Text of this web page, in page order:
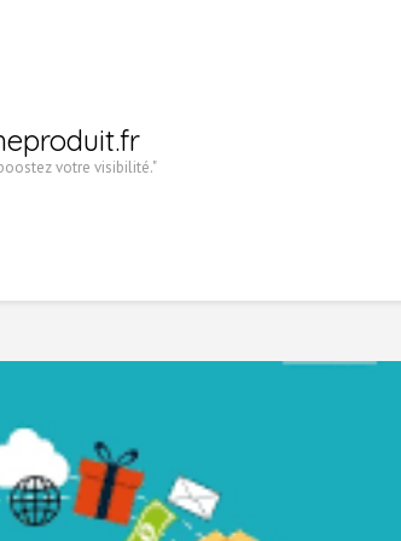
votre visibilité."